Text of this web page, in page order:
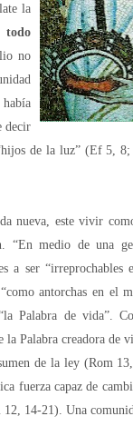
la
todo
no
decir
de la luz” (Ef 5,
nueva, este vivir
“En medio de una
a ser “irreprochables
antorchas en el
Palabra de vida”.
la Palabra creadora de
de la ley (Rom
fuerza capaz de
14-21). Una